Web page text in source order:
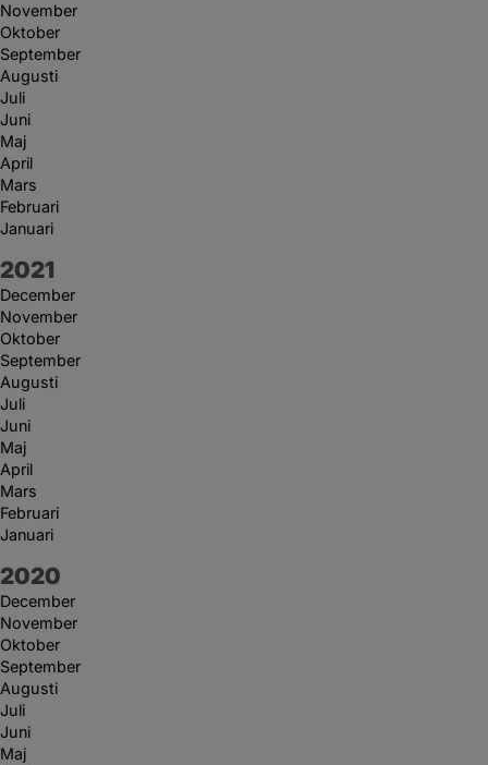
November
Oktober
September
Augusti
Juli
Juni
Maj
April
Mars
Februari
Januari
År:
2021
December
November
Oktober
September
Augusti
Juli
Juni
Maj
April
Mars
Februari
Januari
År:
2020
December
November
Oktober
September
Augusti
Juli
Juni
Maj